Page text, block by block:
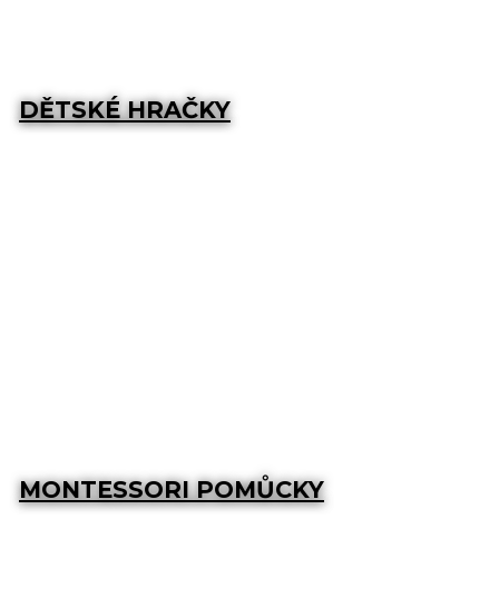
DĚTSKÉ HRAČKY
MONTESSORI POMŮCKY